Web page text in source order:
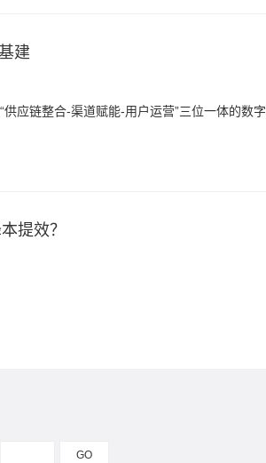
建
应链整合-渠道赋能-用户运营”三位一体的数字
提效？
GO